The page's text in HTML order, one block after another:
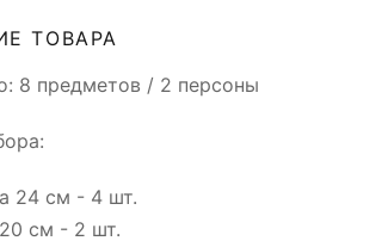
ТОВАРА
8 предметов / 2 персоны
24 см - 4 шт.
см - 2 шт.